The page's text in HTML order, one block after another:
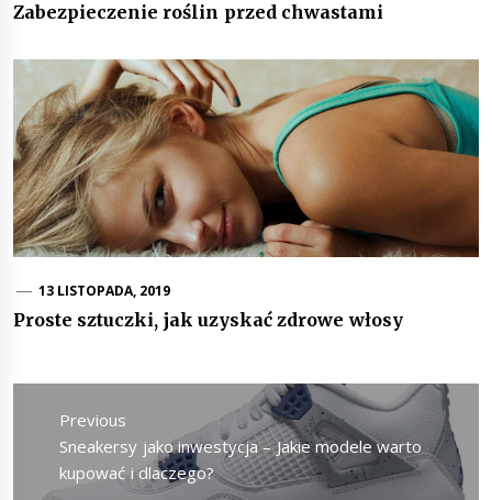
Zabezpieczenie roślin przed chwastami
13 LISTOPADA, 2019
Proste sztuczki, jak uzyskać zdrowe włosy
Nawigacja
wpisuPrevious
Previous
post:
Sneakersy jako inwestycja – Jakie modele warto
kupować i dlaczego?